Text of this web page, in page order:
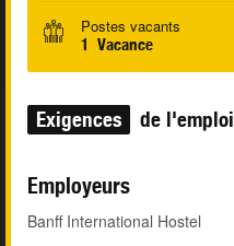
Postes vacants
1 Vacance
Exigences de l'emploi
Employeurs
Banff International Hostel